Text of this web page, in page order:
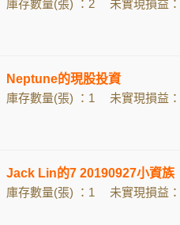
庫存數量(張) ：2
未實現損益：
Neptune的現股投資
庫存數量(張) ：1
未實現損益：
Jack Lin的7 20190927小資族
庫存數量(張) ：1
未實現損益：